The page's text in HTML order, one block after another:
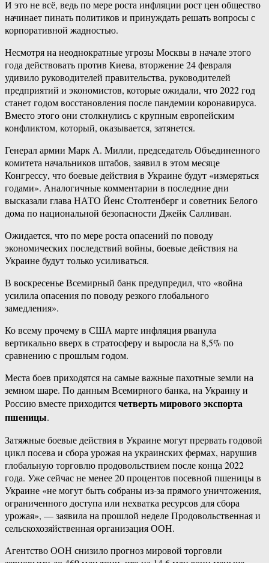
И это не всё, ведь по мере роста инфляции рост цен общество
начинает пинать политиков и принуждать решать вопросы с
корпоративной жадностью.
Несмотря на неоднократные угрозы Москвы в начале этого
года действовать против Киева, вторжение 24 февраля
удивило руководителей правительства, руководителей
предприятий и экономистов, которые ожидали, что 2022 год
станет годом восстановления после пандемии коронавируса.
Вместо этого они столкнулись с крупным европейским
конфликтом, который, оказывается, затянется.
Генерал армии Марк А. Милли, председатель Объединенного
комитета начальников штабов, заявил в этом месяце
Конгрессу, что боевые действия в Украине будут «измеряться
годами». Аналогичные комментарии в последние дни
высказали глава НАТО Йенс Столтенберг и советник Белого
дома по национальной безопасности Джейк Салливан.
Ожидается, что по мере роста опасений по поводу
экономических последствий войны, боевые действия на
Украине будут только усиливаться.
В воскресенье Всемирный банк предупредил, что «война
усилила опасения по поводу резкого глобального
замедления».
Ко всему прочему в США марте инфляция рванула
вертикально вверх в стратосферу и выросла на 8,5% по
сравнению с прошлым годом.
Места боев приходятся на самые важные пахотные земли на
земном шаре. По данным Всемирного банка, на Украину и
Россию вместе приходитсячетверть мирового экспорта
пшеницы.
Затяжные боевые действия в Украине могут прервать годовой
цикл посева и сбора урожая на украинских фермах, нарушив
глобальную торговлю продовольствием после конца 2022
года. Уже сейчас не менее 20 процентов посевной пшеницы в
Украине «не могут быть собраны из-за прямого уничтожения,
ограниченного доступа или нехватка ресурсов для сбора
урожая», — заявила на прошлой неделе Продовольственная и
сельскохозяйственная организация ООН.
Агентство ООН снизило прогноз мировой торговли